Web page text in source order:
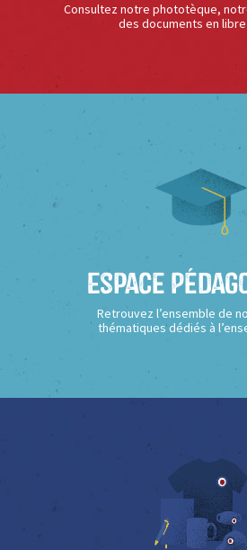
Consultez notre phototèque,
des documents en
Espace
Retrouvez l’ensemble de
thématiques dédiés à